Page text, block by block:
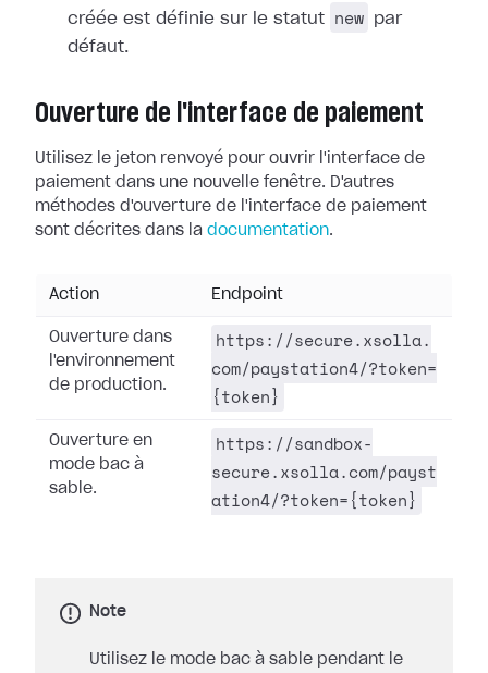
créée est définie sur le statut
new
par
défaut.
Ouverture de l'interface de paiement
Utilisez le jeton renvoyé pour ouvrir l'interface de
paiement dans une nouvelle fenêtre. D'autres
méthodes d'ouverture de l'interface de paiement
sont décrites dans la documentation.
Action Endpoint
Ouverture dans
l'environnement
de production.
https://secure.xsolla.
com/paystation4/?token=
{token}
Ouverture en
mode bac à
sable.
https://sandbox-
secure.xsolla.com/payst
ation4/?token={token}
Note
Utilisez le mode bac à sable pendant le